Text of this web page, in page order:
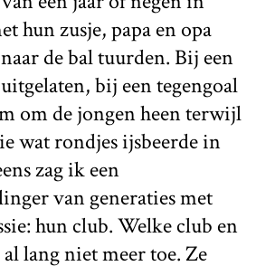
hun zusje, papa en opa
de bal tuurden. Bij een
bij een tegengoal
om de jongen heen terwijl
wat rondjes ijsbeerde in
zag ik een
van generaties met
hun club. Welke club en
lang niet meer toe. Ze